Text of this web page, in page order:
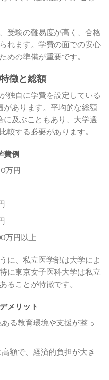
受験の難易度が高く、合格
れます。学費の面での安心
めの準備が重要です。
徴と総額
独自に学費を設定している
があります。平均的な総額
に及ぶこともあり、大学選
較する必要があります。
費例
万円
万円以上
に、私立医学部は大学によ
に東京女子医科大学は私立
ることが特徴です。
メリット
る教育環境や支援が整っ
額で、経済的負担が大き